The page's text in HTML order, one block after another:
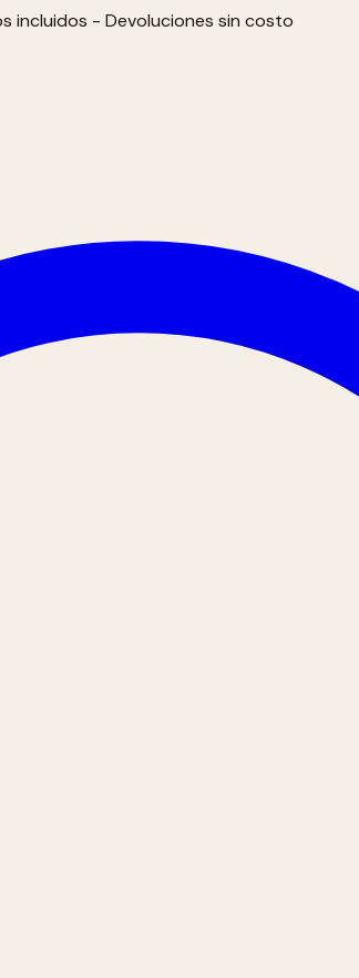
incluidos - Devoluciones sin costo